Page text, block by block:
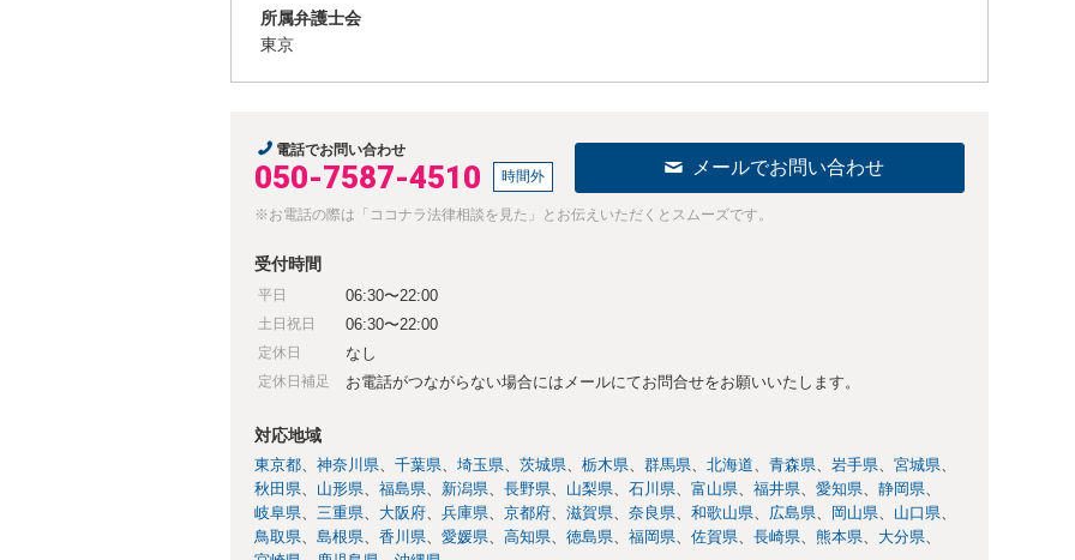
所属弁護士会
東京
電話でお問い合わせ
050-7587-4510 時間外 メールでお問い合わせ
※お電話の際は「ココナラ法律相談を見た」とお伝えいただくとスムーズです。
受付時間
平日 06:30〜22:00
土日祝日 06:30〜22:00
定休日 なし
定休日補足 お電話がつながらない場合にはメールにてお問合せをお願いいたします。
対応地域
東京都 神奈川県 千葉県 埼玉県 茨城県 栃木県 群馬県 北海道 青森県 岩手県
宮城県
秋田県
山形県 福島県 新潟県 長野県 山梨県 石川県 富山県 福井県 愛知県
静岡県
岐阜県
三重県 大阪府 兵庫県 京都府 滋賀県 奈良県 和歌山県 広島県 岡山県
山口県
鳥取県
島根県 香川県 愛媛県 高知県 徳島県 福岡県 佐賀県 長崎県 熊本県
大分県